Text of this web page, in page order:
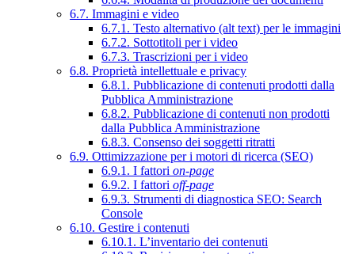
6.7. Immagini e video
6.7.1. Testo alternativo (alt text) per le immagini
6.7.2. Sottotitoli per i video
6.7.3. Trascrizioni per i video
6.8. Proprietà intellettuale e privacy
6.8.1. Pubblicazione di contenuti prodotti dalla
Pubblica Amministrazione
6.8.2. Pubblicazione di contenuti non prodotti
dalla Pubblica Amministrazione
6.8.3. Consenso dei soggetti ritratti
6.9. Ottimizzazione per i motori di ricerca (SEO)
6.9.1. I fattori on-page
6.9.2. I fattori off-page
6.9.3. Strumenti di diagnostica SEO: Search
Console
6.10. Gestire i contenuti
6.10.1. L’inventario dei contenuti